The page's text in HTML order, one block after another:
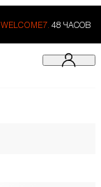
WELCOME7. 48 ЧАСОВ